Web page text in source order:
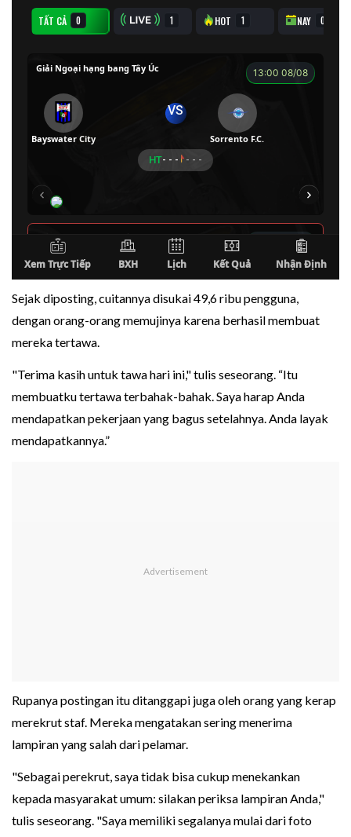
Sejak diposting, cuitannya disukai 49,6 ribu pengguna,
dengan orang-orang memujinya karena berhasil membuat
mereka tertawa.
"Terima kasih untuk tawa hari ini," tulis seseorang. “Itu
membuatku tertawa terbahak-bahak. Saya harap Anda
mendapatkan pekerjaan yang bagus setelahnya. Anda layak
mendapatkannya.”
Rupanya postingan itu ditanggapi juga oleh orang yang kerap
merekrut staf. Mereka mengatakan sering menerima
lampiran yang salah dari pelamar.
"Sebagai perekrut, saya tidak bisa cukup menekankan
kepada masyarakat umum: silakan periksa lampiran Anda,"
tulis seseorang. "Saya memiliki segalanya mulai dari foto